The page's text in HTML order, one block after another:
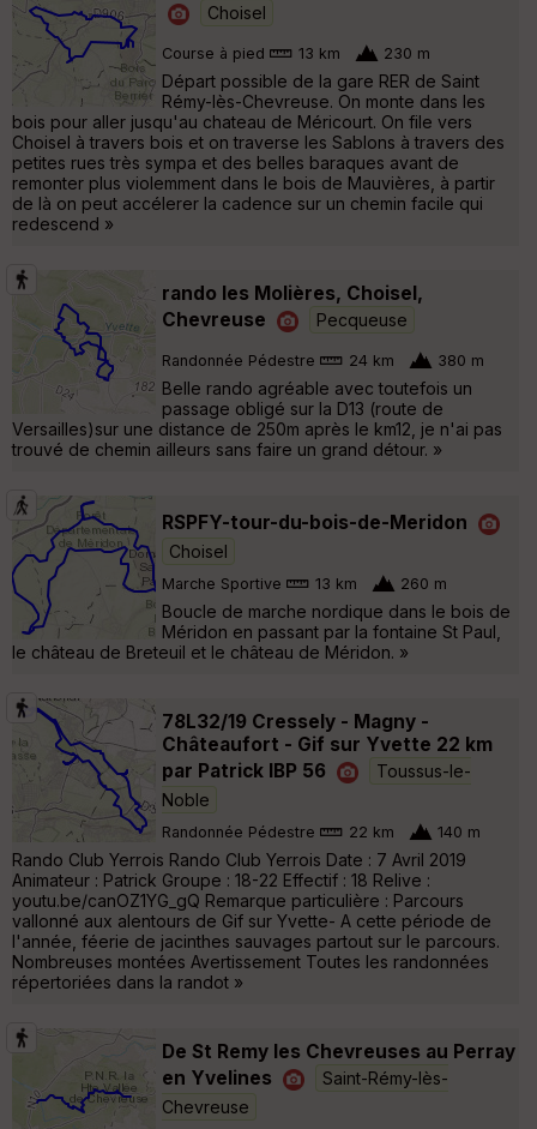
Choisel
Course à pied 13 km 230 m
Départ possible de la gare RER de Saint
Rémy-lès-Chevreuse. On monte dans les
bois pour aller jusqu'au chateau de Méricourt. On file vers
Choisel à travers bois et on traverse les Sablons à travers des
petites rues très sympa et des belles baraques avant de
remonter plus violemment dans le bois de Mauvières, à partir
de là on peut accélerer la cadence sur un chemin facile qui
redescend »
rando les Molières, Choisel,
Chevreuse
Pecqueuse
Randonnée Pédestre 24 km 380 m
Belle rando agréable avec toutefois un
passage obligé sur la D13 (route de
Versailles)sur une distance de 250m après le km12, je n'ai pas
trouvé de chemin ailleurs sans faire un grand détour. »
RSPFY-tour-du-bois-de-Meridon
Choisel
Marche Sportive 13 km 260 m
Boucle de marche nordique dans le bois de
Méridon en passant par la fontaine St Paul,
le château de Breteuil et le château de Méridon. »
78L32/19 Cressely - Magny -
Châteaufort - Gif sur Yvette 22 km
par Patrick IBP 56
Toussus-le-
Noble
Randonnée Pédestre 22 km 140 m
Rando Club Yerrois Rando Club Yerrois Date : 7 Avril 2019
Animateur : Patrick Groupe : 18-22 Effectif : 18 Relive :
youtu.be/canOZ1YG_gQ Remarque particulière : Parcours
vallonné aux alentours de Gif sur Yvette- A cette période de
l'année, féerie de jacinthes sauvages partout sur le parcours.
Nombreuses montées Avertissement Toutes les randonnées
répertoriées dans la randot »
De St Remy les Chevreuses au Perray
en Yvelines
Saint-Rémy-lès-
Chevreuse